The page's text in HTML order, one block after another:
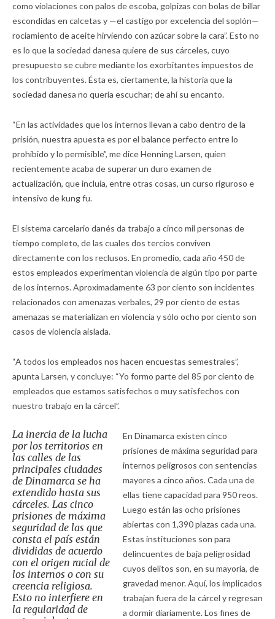
como violaciones con palos de escoba, golpizas con bolas de billar
escondidas en calcetas y —el castigo por excelencia del soplón—
rociamiento de aceite hirviendo con azúcar sobre la cara”. Esto no
es lo que la sociedad danesa quiere de sus cárceles, cuyo
presupuesto se cubre mediante los exorbitantes impuestos de
los contribuyentes. Ésta es, ciertamente, la historia que la
sociedad danesa no quería escuchar; de ahí su encanto.
“En las actividades que los internos llevan a cabo dentro de la
prisión, nuestra apuesta es por el balance perfecto entre lo
prohibido y lo permisible”, me dice Henning Larsen, quien
recientemente acaba de superar un duro examen de
actualización, que incluía, entre otras cosas, un curso riguroso e
intensivo de kung fu.
El sistema carcelario danés da trabajo a cinco mil personas de
tiempo completo, de las cuales dos tercios conviven
directamente con los reclusos. En promedio, cada año 450 de
estos empleados experimentan violencia de algún tipo por parte
de los internos. Aproximadamente 63 por ciento son incidentes
relacionados con amenazas verbales, 29 por ciento de estas
amenazas se materializan en violencia y sólo ocho por ciento son
casos de violencia aislada.
“A todos los empleados nos hacen encuestas semestrales”,
apunta Larsen, y concluye: “Yo formo parte del 85 por ciento de
empleados que estamos satisfechos o muy satisfechos con
nuestro trabajo en la cárcel”.
La inercia de la lucha
por los territorios en
las calles de las
principales ciudades
de Dinamarca se ha
extendido hasta sus
cárceles. Las cinco
prisiones de máxima
seguridad de las que
consta el país están
divididas de acuerdo
con el origen racial de
los internos o con su
creencia religiosa.
Esto no interfiere en
la regularidad de
En Dinamarca existen cinco
prisiones de máxima seguridad para
internos peligrosos con sentencias
mayores a cinco años. Cada una de
ellas tiene capacidad para 950 reos.
Luego están las ocho prisiones
abiertas con 1,390 plazas cada una.
Estas instituciones son para
delincuentes de baja peligrosidad
cuyos delitos son, en su mayoría, de
gravedad menor. Aquí, los implicados
trabajan fuera de la cárcel y regresan
a dormir diariamente. Los fines de